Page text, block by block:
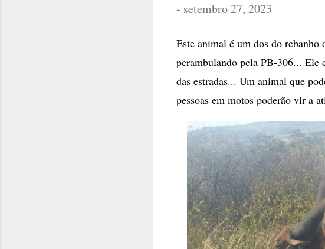
- setembro 27, 2023
Este animal é um dos do
perambulando pela PB-306... Ele
das estradas... Um animal que
pessoas em motos poderão vir a